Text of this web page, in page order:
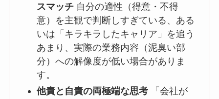
スマッチ 自分の適性（得意・不得
意）を主観で判断しすぎている、ある
いは「キラキラしたキャリア」を追う
あまり、実際の業務内容（泥臭い部
分）への解像度が低い場合がありま
す。
他責と自責の両極端な思考 「会社が